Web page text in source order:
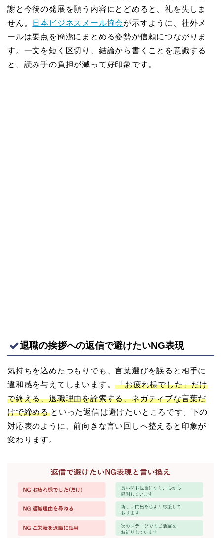
謝と今後の発展を願う内容にとどめると、礼を失しま
せん。
日本ビジネスメール協会が示すように、社外メ
ールは要点を簡潔にまとめる姿勢が信頼につながりま
す。一文を短く区切り、結論から書くことを意識する
と、読み手の負担が減って好印象です。
退職の挨拶への返信で避けたいNG表現
気持ちを込めたつもりでも、言葉選びを誤ると相手に
違和感を与えてしまいます。「お疲れ様でした」だけ
で終える、退職理由を詮索する、ネガティブな言葉だ
けで締める といった返信は避けたいところです。下の
対応表のように、前向きな言い回しへ整えると印象が
変わります。